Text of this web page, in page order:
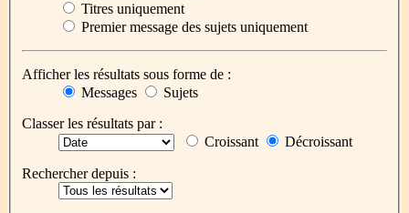
Titres uniquement
Premier message des sujets uniquement
Afficher les résultats sous forme de :
Messages
Sujets
Classer les résultats par :
Croissant
Décroissant
Rechercher depuis :